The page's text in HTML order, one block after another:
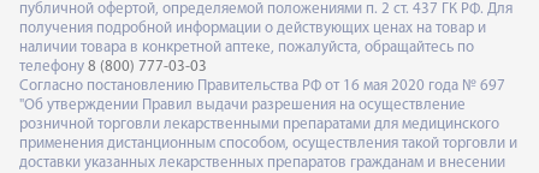
публичной офертой, определяемой положениями п. 2 ст. 437 ГК РФ. Для
получения подробной информации о действующих ценах на товар и
наличии товара в конкретной аптеке, пожалуйста, обращайтесь по
телефону 8 (800) 777-03-03
Согласно постановлению Правительства РФ от 16 мая 2020 года № 697
"Об утверждении Правил выдачи разрешения на осуществление
розничной торговли лекарственными препаратами для медицинского
применения дистанционным способом, осуществления такой торговли и
доставки указанных лекарственных препаратов гражданам и внесении